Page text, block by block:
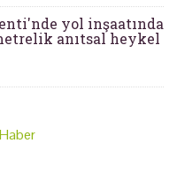
yol inşaatında
anıtsal heykel